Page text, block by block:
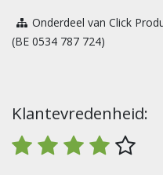
Onderdeel van Click
(BE 0534 787 724)
Klantevredenheid: